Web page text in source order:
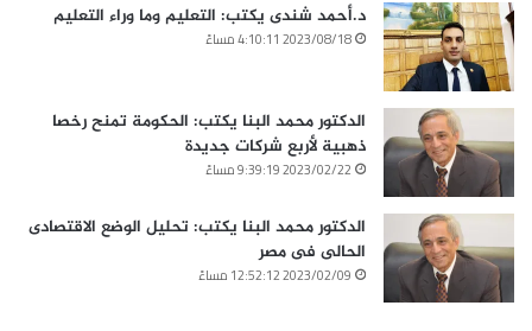
د.أحمد شندى يكتب: التعليم وما وراء التعليم
2023/08/18 4:10:11 مساءً
الدكتور محمد البنا يكتب: الحكومة تمنح رخصا
ذهبية لأربع شركات جديدة
2023/02/22 9:39:19 مساءً
الدكتور محمد البنا يكتب: تحليل الوضع الاقتصادى
الحالى فى مصر
2023/02/09 12:52:12 مساءً